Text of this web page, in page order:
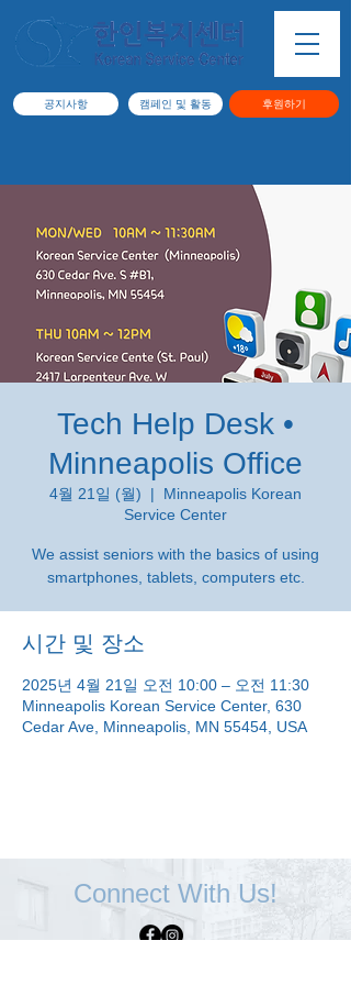
공지사항 캠페인 및 활동 후원하기
Tech Help Desk •
Minneapolis Office
4월 21일 (월)
  |
Minneapolis Korean
Service Center
We assist seniors with the basics of using
smartphones, tablets, computers etc.
시간 및 장소
2025년 4월 21일 오전 10:00 – 오전 11:30
Minneapolis Korean Service Center, 630
Cedar Ave, Minneapolis, MN 55454, USA
Connect With Us!